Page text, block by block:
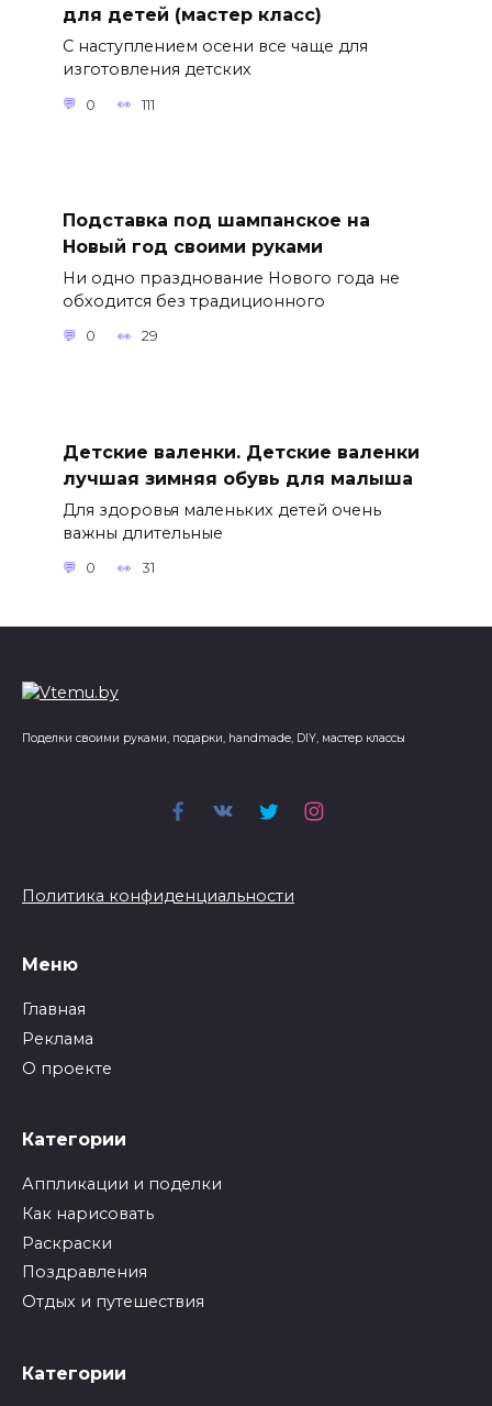
для детей (мастер класс)
С наступлением осени все чаще для
изготовления детских
0 111
Подставка под шампанское на
Новый год своими руками
Ни одно празднование Нового года не
обходится без традиционного
0 29
Детские валенки. Детские валенки
лучшая зимняя обувь для малыша
Для здоровья маленьких детей очень
важны длительные
0 31
Поделки своими руками, подарки, handmade, DIY, мастер классы
Политика конфиденциальности
Меню
Главная
Реклама
О проекте
Категории
Аппликации и поделки
Как нарисовать
Раскраски
Поздравления
Отдых и путешествия
Категории